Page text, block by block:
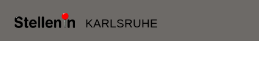
KARLSRUHE